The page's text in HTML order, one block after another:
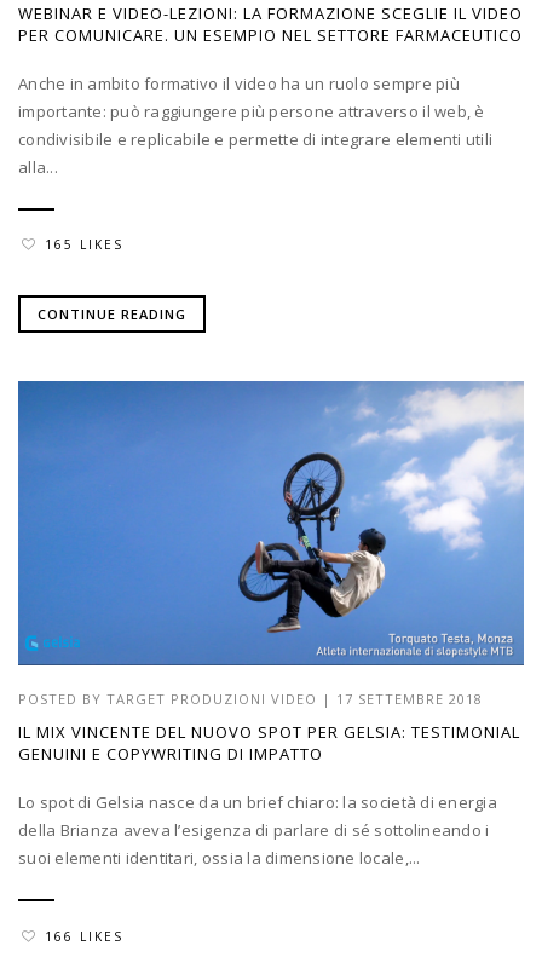
WEBINAR E VIDEO-LEZIONI: LA FORMAZIONE SCEGLIE IL VIDEO
PER COMUNICARE. UN ESEMPIO NEL SETTORE FARMACEUTICO
Anche in ambito formativo il video ha un ruolo sempre più
importante: può raggiungere più persone attraverso il web, è
condivisibile e replicabile e permette di integrare elementi utili
alla...
165 LIKES
CONTINUE READING
POSTED BY TARGET PRODUZIONI VIDEO | 17 SETTEMBRE 2018
IL MIX VINCENTE DEL NUOVO SPOT PER GELSIA: TESTIMONIAL
GENUINI E COPYWRITING DI IMPATTO
Lo spot di Gelsia nasce da un brief chiaro: la società di energia
della Brianza aveva l’esigenza di parlare di sé sottolineando i
suoi elementi identitari, ossia la dimensione locale,...
166 LIKES